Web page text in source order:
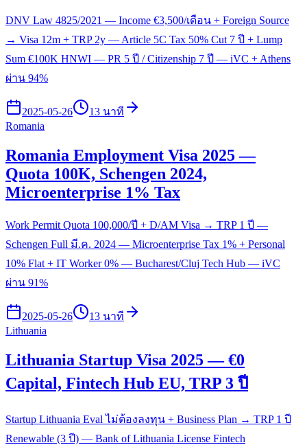
DNV Law 4825/2021 — Income €3,500/เดือน + Foreign Source
→ Visa 12m + TRP 2y — Article 5C Tax 50% Cut 7 ปี + Lump
Sum €100K HNWI — PR 5 ปี / Citizenship 7 ปี — iVC + Athens
ผ่าน 94%
2025-05-26
13 นาที
Romania
Romania Employment Visa 2025 —
Quota 100K, Schengen 2024,
Microenterprise 1% Tax
Work Permit Quota 100,000/ปี + D/AM Visa → TRP 1 ปี —
Schengen Full มี.ค. 2024 — Microenterprise Tax 1% + Personal
10% Flat + IT Worker 0% — Bucharest/Cluj Tech Hub — iVC
ผ่าน 91%
2025-05-26
13 นาที
Lithuania
Lithuania Startup Visa 2025 — €0
Capital, Fintech Hub EU, TRP 3 ปี
Startup Lithuania Eval ไม่ต้องลงทุน + Business Plan → TRP 1 ปี
Renewable (3 ปี) — Bank of Lithuania License Fintech